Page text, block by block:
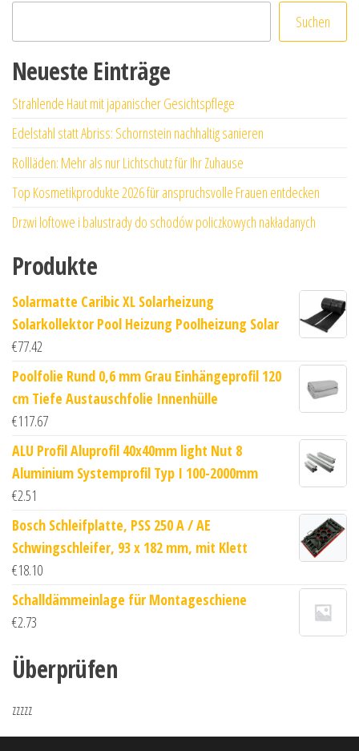
Suchen
Neueste Einträge
Strahlende Haut mit japanischer Gesichtspflege
Edelstahl statt Abriss: Schornstein nachhaltig sanieren
Rollläden: Mehr als nur Lichtschutz für Ihr Zuhause
Top Kosmetikprodukte 2026 für anspruchsvolle Frauen entdecken
Drzwi loftowe i balustrady do schodów policzkowych nakładanych
Produkte
Solarmatte Caribic XL Solarheizung
Solarkollektor Pool Heizung Poolheizung Solar
€77.42
Poolfolie Rund 0,6 mm Grau Einhängeprofil 120
cm Tiefe Austauschfolie Innenhülle
€117.67
ALU Profil Aluprofil 40x40mm light Nut 8
Aluminium Systemprofil Typ I 100-2000mm
€2.51
Bosch Schleifplatte, PSS 250 A / AE
Schwingschleifer, 93 x 182 mm, mit Klett
€18.10
Schalldämmeinlage für Montageschiene
€2.73
Überprüfen
zzzzz